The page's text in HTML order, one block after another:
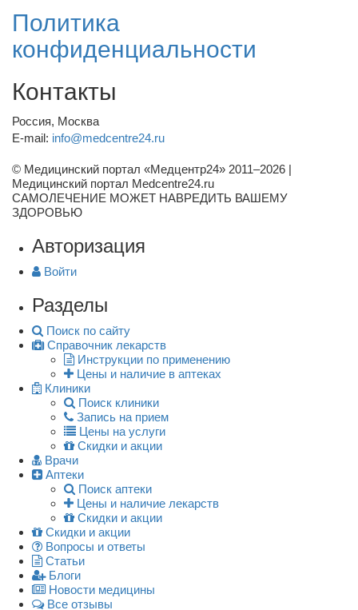
Политика
конфиденциальности
Контакты
Россия, Москва
E-mail: info@medcentre24.ru
© Медицинский портал «Медцентр24» 2011–2026 |
Медицинский портал Medcentre24.ru
САМОЛЕЧЕНИЕ МОЖЕТ НАВРЕДИТЬ ВАШЕМУ
ЗДОРОВЬЮ
Авторизация
Войти
Разделы
Поиск по сайту
Справочник лекарств
Инструкции по применению
Цены и наличие в аптеках
Клиники
Поиск клиники
Запись на прием
Цены на услуги
Скидки и акции
Врачи
Аптеки
Поиск аптеки
Цены и наличие лекарств
Скидки и акции
Скидки и акции
Вопросы и ответы
Статьи
Блоги
Новости медицины
Все отзывы